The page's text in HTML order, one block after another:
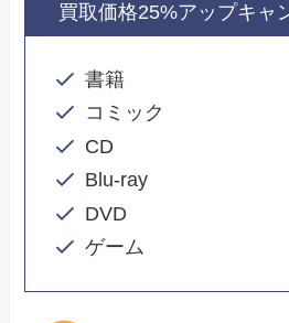
買取価格25%アップキャ
書籍
コミック
CD
Blu-ray
DVD
ゲーム